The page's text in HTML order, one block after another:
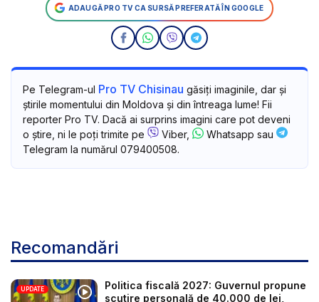
ADAUGĂ PRO TV CA SURSĂ PREFERATĂ ÎN GOOGLE
Pe Telegram-ul Pro TV Chisinau găsiți imaginile, dar și
știrile momentului din Moldova și din întreaga lume! Fii
reporter Pro TV. Dacă ai surprins imagini care pot deveni
o știre, ni le poți trimite pe
Viber,
Whatsapp sau
Telegram la numărul 079400508.
Recomandări
UPDATE
Politica fiscală 2027: Guvernul propune
scutire personală de 40.000 de lei,